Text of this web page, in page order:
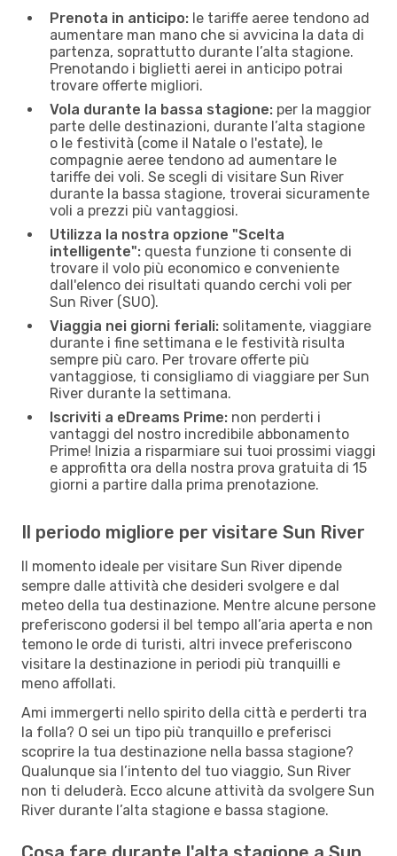
Prenota in anticipo: le tariffe aeree tendono ad
aumentare man mano che si avvicina la data di
partenza, soprattutto durante l’alta stagione.
Prenotando i biglietti aerei in anticipo potrai
trovare offerte migliori.
Vola durante la bassa stagione: per la maggior
parte delle destinazioni, durante l’alta stagione
o le festività (come il Natale o l'estate), le
compagnie aeree tendono ad aumentare le
tariffe dei voli. Se scegli di visitare Sun River
durante la bassa stagione, troverai sicuramente
voli a prezzi più vantaggiosi.
Utilizza la nostra opzione "Scelta
intelligente": questa funzione ti consente di
trovare il volo più economico e conveniente
dall'elenco dei risultati quando cerchi voli per
Sun River (SUO).
Viaggia nei giorni feriali: solitamente, viaggiare
durante i fine settimana e le festività risulta
sempre più caro. Per trovare offerte più
vantaggiose, ti consigliamo di viaggiare per Sun
River durante la settimana.
Iscriviti a eDreams Prime: non perderti i
vantaggi del nostro incredibile abbonamento
Prime! Inizia a risparmiare sui tuoi prossimi viaggi
e approfitta ora della nostra prova gratuita di 15
giorni a partire dalla prima prenotazione.
Il periodo migliore per visitare Sun River
Il momento ideale per visitare Sun River dipende
sempre dalle attività che desideri svolgere e dal
meteo della tua destinazione. Mentre alcune persone
preferiscono godersi il bel tempo all’aria aperta e non
temono le orde di turisti, altri invece preferiscono
visitare la destinazione in periodi più tranquilli e
meno affollati.
Ami immergerti nello spirito della città e perderti tra
la folla? O sei un tipo più tranquillo e preferisci
scoprire la tua destinazione nella bassa stagione?
Qualunque sia l’intento del tuo viaggio, Sun River
non ti deluderà. Ecco alcune attività da svolgere Sun
River durante l’alta stagione e bassa stagione.